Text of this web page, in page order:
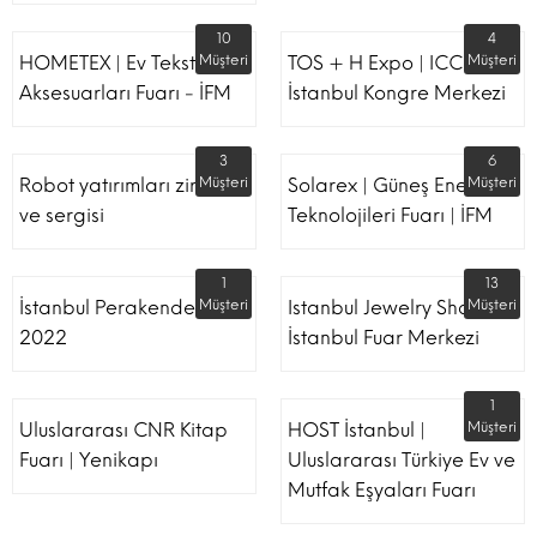
HOMETEX | Ev Tekstili Ve
Aksesuarları Fuarı - İFM
10
Müşteri
TOS + H Expo | ICC -
İstanbul Kongre Merkezi
4
Müşteri
Robot yatırımları zirvesi
ve sergisi
3
Müşteri
Solarex | Güneş Enerjisi &
Teknolojileri Fuarı | İFM
6
Müşteri
İstanbul Perakende Fuarı
2022
1
Müşteri
Istanbul Jewelry Show |
İstanbul Fuar Merkezi
13
Müşteri
Uluslararası CNR Kitap
Fuarı | Yenikapı
HOST İstanbul |
Uluslararası Türkiye Ev ve
Mutfak Eşyaları Fuarı
1
Müşteri